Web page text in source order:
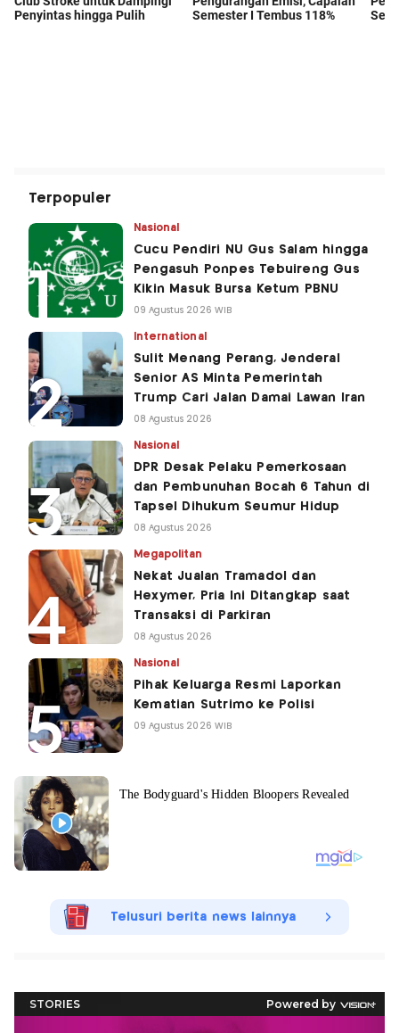
Terpopuler
Nasional
Cucu Pendiri NU Gus Salam hingga
Pengasuh Ponpes Tebuireng Gus
Kikin Masuk Bursa Ketum PBNU
09 Agustus 2026 WIB
International
Sulit Menang Perang, Jenderal
Senior AS Minta Pemerintah
Trump Cari Jalan Damai Lawan Iran
08 Agustus 2026
Nasional
DPR Desak Pelaku Pemerkosaan
dan Pembunuhan Bocah 6 Tahun di
Tapsel Dihukum Seumur Hidup
08 Agustus 2026
Megapolitan
Nekat Jualan Tramadol dan
Hexymer, Pria Ini Ditangkap saat
Transaksi di Parkiran
08 Agustus 2026
Nasional
Pihak Keluarga Resmi Laporkan
Kematian Sutrimo ke Polisi
09 Agustus 2026 WIB
Telusuri berita news lainnya